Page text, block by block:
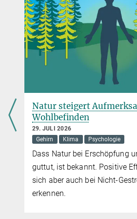
Beteiligte brasilianische Institutionen
University of São Paulo, São Paulo, Brazil
MapBiomas, São Paulo, Brazil
Amazon Environmental Research Institute
Brandwunden im Regenwald
kaum jemals zuvor. Welche
an Regenwald für das lokale, aber auch
ergründet Susan Trumbore, Direktorin
Biogeochemie in Jena. Zudem untersucht
Natur steigert
Wohlbefinden
29. JULI 2026
Gehirn
Klima Psychologie
Dass Natur bei Erschöpfung
guttut, ist bekannt. Positive
sich aber auch bei Nicht-
erkennen.